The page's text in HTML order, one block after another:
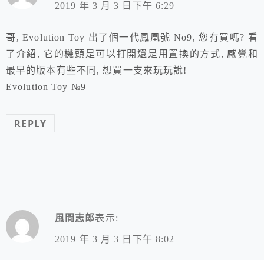
2019 年 3 月 3 日下午 6:29
哥, Evolution Toy 出了個一代鳳凰號 No9, 您有買嗎? 看
了介紹, 它的機頭是可以打開還是用置換的方式, 感覺和
最早的版本有些不同, 想買一支來玩玩說!
Evolution Toy №9
REPLY
風間志郎表示:
2019 年 3 月 3 日下午 8:02